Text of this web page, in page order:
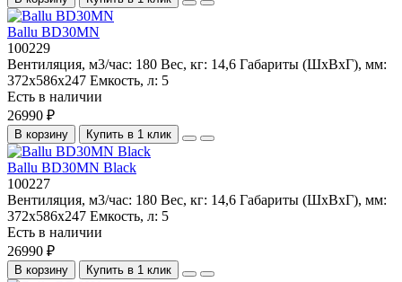
Ballu BD30MN
100229
Вентиляция, м3/час: 180 Вес, кг: 14,6 Габариты (ШхВхГ), мм:
372х586х247 Емкость, л: 5
Есть в наличии
26990 ₽
В корзину Купить в 1 клик
Ballu BD30MN Black
100227
Вентиляция, м3/час: 180 Вес, кг: 14,6 Габариты (ШхВхГ), мм:
372х586х247 Емкость, л: 5
Есть в наличии
26990 ₽
В корзину Купить в 1 клик